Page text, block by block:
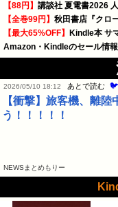
【88円】 講談社 夏電書2026
【全巻99円】 秋田書店『クロ
【最大65%OFF】
Kindle本 サ
Amazon・Kindleのセール情
2026/05/10 18:12 あとで読む
【衝撃】旅客機、離
う！！！！！
NEWSまとめもりー